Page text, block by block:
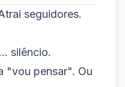
seguidores.
silêncio.
"vou pensar". Ou